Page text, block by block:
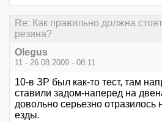
Re: Как правильно должна
резина?
Olegus
11 - 26.08.2009 - 08:11
10-в ЗР был как-то тест, там
ставили задом-наперед на
довольно серьезно отразилось
езды.